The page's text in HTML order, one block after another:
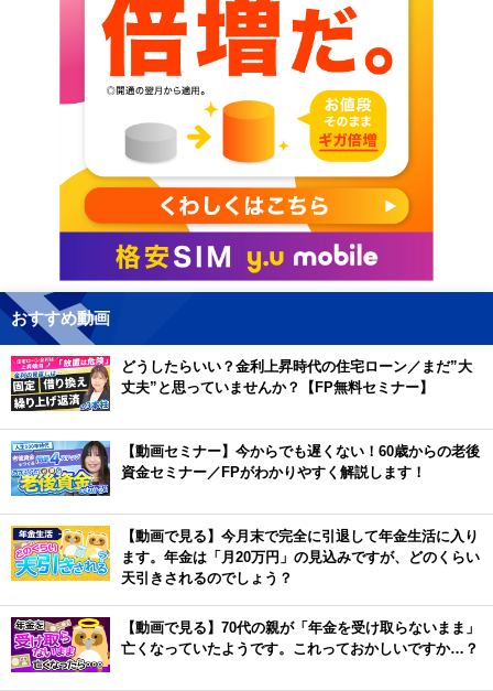
おすすめ動画
どうしたらいい？金利上昇時代の住宅ローン／まだ”大
丈夫”と思っていませんか？【FP無料セミナー】
【動画セミナー】今からでも遅くない！60歳からの老後
資金セミナー／FPがわかりやすく解説します！
【動画で見る】今月末で完全に引退して年金生活に入り
ます。年金は「月20万円」の見込みですが、どのくらい
天引きされるのでしょう？
【動画で見る】70代の親が「年金を受け取らないまま」
亡くなっていたようです。これっておかしいですか…？